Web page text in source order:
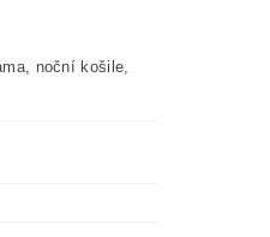
noční košile,